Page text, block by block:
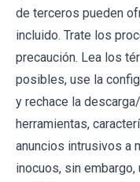
de terceros pueden
incluido. Trate los
precaución. Lea los
posibles, use la
y rechace la
herramientas,
anuncios intrusivos a
inocuos, sin